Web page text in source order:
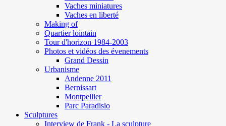
Vaches miniatures
Vaches en liberté
Making of
Quartier lointain
Tour d'horizon 1984-2003
Photos et vidéos des évenements
Grand Dessin
Urbanisme
Andenne 2011
Bernissart
Montpellier
Parc Paradisio
Sculptures
Interview de Frank - La sculpture